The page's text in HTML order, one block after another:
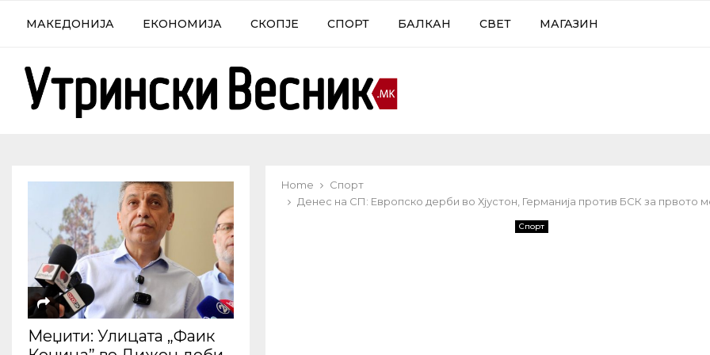
МАКЕДОНИЈА ЕКОНОМИЈА СКОПЈЕ СПОРТ БАЛКАН СВЕТ МАГАЗИН
Home
Спорт
Денес на СП: Европско дерби во Хјустон, Германија против БСК за првото
Спорт
Меџити: Улицата „Фаик